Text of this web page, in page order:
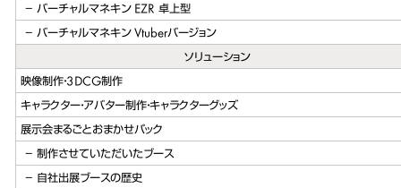
バーチャルマネキン EZR 卓上型
バーチャルマネキン Vtuberバージョン
ソリューション
映像制作・3DCG制作
キャラクター・アバター制作・キャラクターグッズ
展示会まるごとおまかせパック
制作させていただいたブース
自社出展ブースの歴史